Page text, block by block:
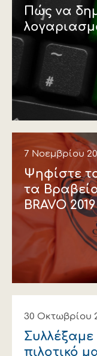
Πώς να
7 Νοεμβρίου
Ψηφίστε
τα
BRAVO 2019
30 Οκτωβρίου
πιλοτικό